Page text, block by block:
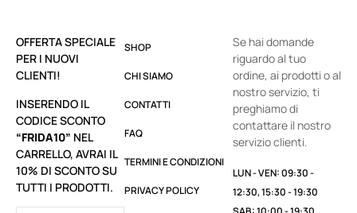
OFFERTA SPECIALE
PER I NUOVI
CLIENTI!
INSERENDO IL
CODICE SCONTO
“FRIDA10” NEL
CARRELLO, AVRAI IL
10% DI SCONTO SU
TUTTI I PRODOTTI.
SHOP
CHI SIAMO
CONTATTI
FAQ
TERMINI E CONDIZIONI
PRIVACY POLICY
Se hai domande
riguardo al tuo
ordine, ai prodotti o al
nostro servizio, ti
preghiamo di
contattare il nostro
servizio clienti.
LUN - VEN: 09:30 -
12:30, 15:30 - 19:30